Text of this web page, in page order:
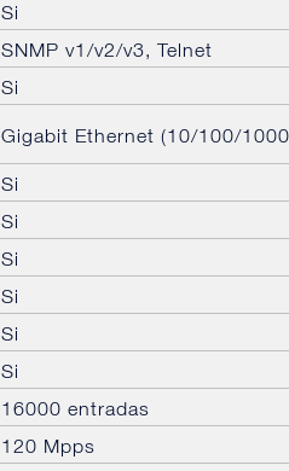
Si
SNMP v1/v2/v3, Telnet
Si
Gigabit Ethernet (10/100/
Si
Si
Si
Si
Si
Si
16000 entradas
120 Mpps